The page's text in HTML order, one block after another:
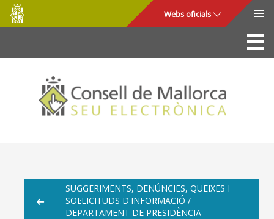
Salta al contingut principal
Consell
de
Mallorca
Webs oficials
La Seu
Consell de Mallorca
Accés i seguretat
Utilitats
SUGGERIMENTS, DENÚNCIES, QUEIXES I
SOL·LICITUDS D'INFORMACIÓ /
DEPARTAMENT DE PRESIDÈNCIA